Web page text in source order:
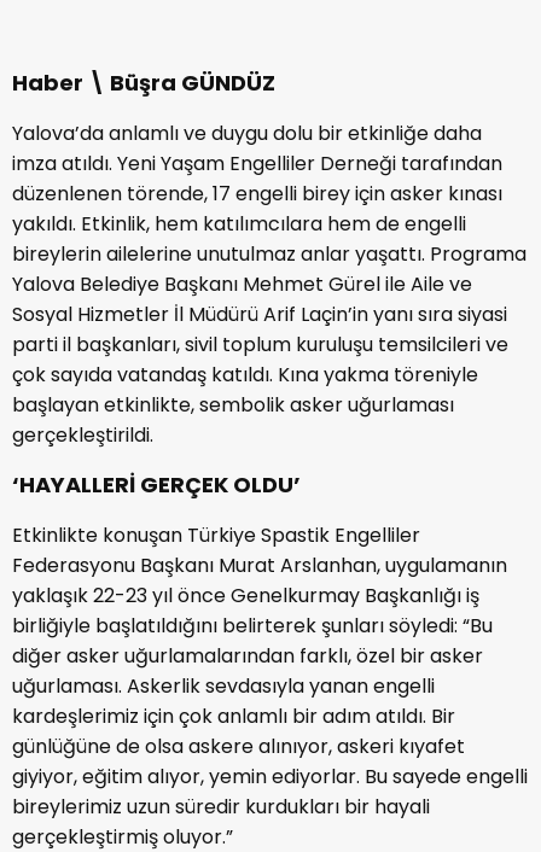
Haber \ Büşra GÜNDÜZ
Yalova’da anlamlı ve duygu dolu bir etkinliğe daha
imza atıldı. Yeni Yaşam Engelliler Derneği tarafından
düzenlenen törende, 17 engelli birey için asker kınası
yakıldı. Etkinlik, hem katılımcılara hem de engelli
bireylerin ailelerine unutulmaz anlar yaşattı. Programa
Yalova Belediye Başkanı Mehmet Gürel ile Aile ve
Sosyal Hizmetler İl Müdürü Arif Laçin’in yanı sıra siyasi
parti il başkanları, sivil toplum kuruluşu temsilcileri ve
çok sayıda vatandaş katıldı. Kına yakma töreniyle
başlayan etkinlikte, sembolik asker uğurlaması
gerçekleştirildi.
‘HAYALLERİ GERÇEK OLDU’
Etkinlikte konuşan Türkiye Spastik Engelliler
Federasyonu Başkanı Murat Arslanhan, uygulamanın
yaklaşık 22-23 yıl önce Genelkurmay Başkanlığı iş
birliğiyle başlatıldığını belirterek şunları söyledi: “Bu
diğer asker uğurlamalarından farklı, özel bir asker
uğurlaması. Askerlik sevdasıyla yanan engelli
kardeşlerimiz için çok anlamlı bir adım atıldı. Bir
günlüğüne de olsa askere alınıyor, askeri kıyafet
giyiyor, eğitim alıyor, yemin ediyorlar. Bu sayede engelli
bireylerimiz uzun süredir kurdukları bir hayali
gerçekleştirmiş oluyor.”